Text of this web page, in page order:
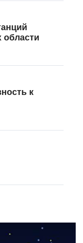
области
к